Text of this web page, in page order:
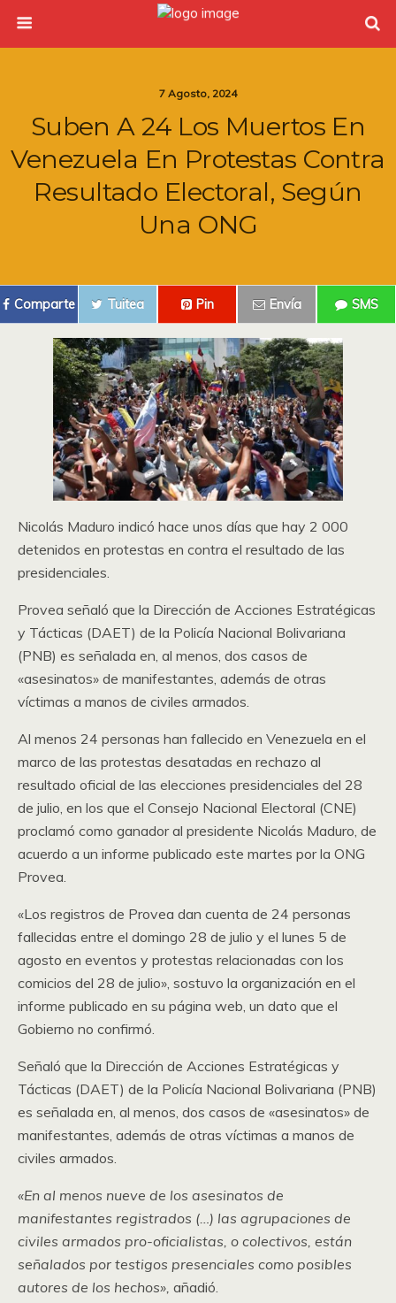
7 Agosto, 2024
Suben A 24 Los Muertos En
Venezuela En Protestas Contra
Resultado Electoral, Según
Una ONG
Comparte Tuitea Pin Envía SMS
Nicolás Maduro indicó hace unos días que hay 2 000
detenidos en protestas en contra el resultado de las
presidenciales.
Provea señaló que la Dirección de Acciones Estratégicas
y Tácticas (DAET) de la Policía Nacional Bolivariana
(PNB) es señalada en, al menos, dos casos de
«asesinatos» de manifestantes, además de otras
víctimas a manos de civiles armados.
Al menos 24 personas han fallecido en Venezuela en el
marco de las protestas desatadas en rechazo al
resultado oficial de las elecciones presidenciales del 28
de julio, en los que el Consejo Nacional Electoral (CNE)
proclamó como ganador al presidente Nicolás Maduro, de
acuerdo a un informe publicado este martes por la ONG
Provea.
«Los registros de Provea dan cuenta de 24 personas
fallecidas entre el domingo 28 de julio y el lunes 5 de
agosto en eventos y protestas relacionadas con los
comicios del 28 de julio», sostuvo la organización en el
informe publicado en su página web, un dato que el
Gobierno no confirmó.
Señaló que la Dirección de Acciones Estratégicas y
Tácticas (DAET) de la Policía Nacional Bolivariana (PNB)
es señalada en, al menos, dos casos de «asesinatos» de
manifestantes, además de otras víctimas a manos de
civiles armados.
«En al menos nueve de los asesinatos de
manifestantes registrados (…) las agrupaciones de
civiles armados pro-oficialistas, o colectivos, están
señalados por testigos presenciales como posibles
autores de los hechos», añadió.